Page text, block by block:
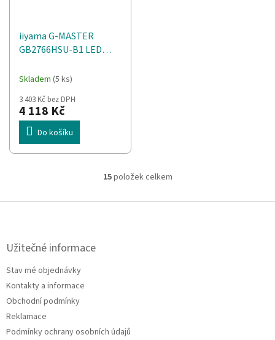
iiyama G-MASTER
GB2766HSU-B1 LED
1920 x 1080 px Full HD
Skladem (5 ks)
3 403 Kč bez DPH
4 118 Kč
Do košíku
O
l
15položek celkem
Z
Užitečné informace
Stav mé objednávky
Kontakty a informace
Obchodní podmínky
Reklamace
Podmínky ochrany osobních údajů